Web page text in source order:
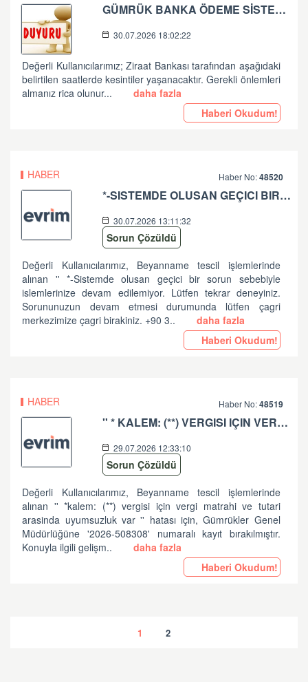
GÜMRÜK BANKA ÖDEME SİSTEMLERİ ZİRAAT BANKASI PLANLI ÇALIŞMA HK
30.07.2026 18:02:22
Değerli Kullanıcılarımız; Ziraat Bankası tarafından aşağıdaki
belirtilen saatlerde kesintiler yaşanacaktır. Gerekli önlemleri
almanız rica olunur...
daha fazla
Haberi Okudum!
HABER Haber No:48520
*-SISTEMDE OLUSAN GEÇICI BIR SORUN SEBEBIYLE ISLEMLERINIZE DEVAM EDILEMIYOR. LÜTFEN TEKRAR DENEYINIZ. SORUNUNUZUN DEVAM ETMESI DURUMUNDA LÜTFEN ÇAGRI MERKEZIMIZE ÇAGRI BIRAKINIZ. +90 312 444 84 82 '' HATASI HK
30.07.2026 13:11:32
Sorun Çözüldü
Değerli Kullanıcılarımız, Beyanname tescil işlemlerinde
alınan '' *-Sistemde olusan geçici bir sorun sebebiyle
islemlerinize devam edilemiyor. Lütfen tekrar deneyiniz.
Sorununuzun devam etmesi durumunda lütfen çagri
merkezimize çagri birakiniz. +90 3..
daha fazla
Haberi Okudum!
HABER Haber No:48519
'' * KALEM: (**) VERGISI IÇIN VERGI MATRAHI VE TUTARI ARASINDA UYUMSUZLUK VAR '' HATASI HK
29.07.2026 12:33:10
Sorun Çözüldü
Değerli Kullanıcılarımız, Beyanname tescil işlemlerinde
alınan '' *kalem: (**) vergisi için vergi matrahi ve tutari
arasinda uyumsuzluk var '' hatası için, Gümrükler Genel
Müdürlüğüne '2026-508308' numaralı kayıt bırakılmıştır.
Konuyla ilgili gelişm..
daha fazla
Haberi Okudum!
1 2